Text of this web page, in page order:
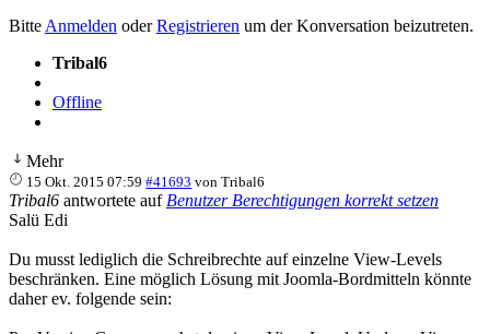
Bitte Anmelden oderRegistrieren um der Konversation beizutreten.
Tribal6
Offline
Mehr
15 Okt. 2015 07:59 #41693 vonTribal6
Tribal6 antwortete auf Benutzer Berechtigungen korrekt setzen
Salü Edi
Du musst lediglich die Schreibrechte auf einzelne View-Levels
beschränken. Eine möglich Lösung mit Joomla-Bordmitteln könnte
daher ev. folgende sein: